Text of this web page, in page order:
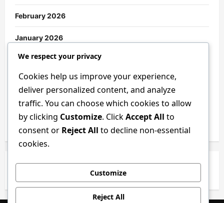
February 2026
January 2026
December 2025
November 2025
October 2025
September 2025
We respect your privacy
Cookies help us improve your experience,
deliver personalized content, and analyze
traffic. You can choose which cookies to allow
by clicking Customize. ClickAccept All to
consent or Reject All to decline non-essential
cookies.
Customize
Reject All